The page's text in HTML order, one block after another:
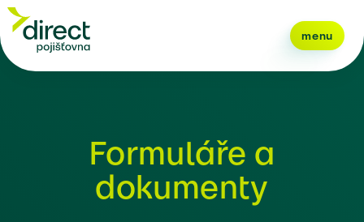
menu
Formuláře a
dokumenty